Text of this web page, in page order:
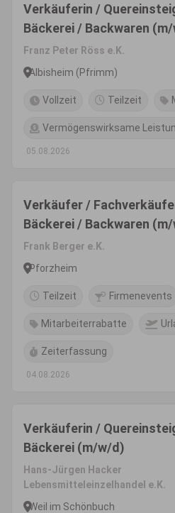
Verkäuferin /
Bäckerei / Backwaren
Franz Peter Röss e.K.
Albisheim (Pfrimm)
Vollzeit Teilzeit
Vermögenswirksame
05.08.2026
Verkäufer /
Bäckerei / Backwaren
Frank Berger e.K.
Pforzheim
Teilzeit Firmenevents
Mitarbeiterrabatte
Zeiterfassung
04.08.2026
Verkäuferin /
Bäckerei (m/w/d)
Hans-Jürgen Hacker
Lebensmitteleinzelhandel e.K.
Weil im Schönbuch